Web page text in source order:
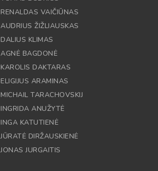
RENALDAS VAIČIŪNAS
AUDRIUS ŽIŽLIAUSKAS
DALIUS KLIMAS
AGNĖ BAGDONĖ
KAROLIS DAKTARAS
ELIGIJUS ARAMINAS
MICHAIL TARACHOVSKIJ
INGRIDA ANUŽYTĖ
INGA KATUTIENĖ
JŪRATĖ DIRŽAUSKIENĖ
JONAS JURGAITIS